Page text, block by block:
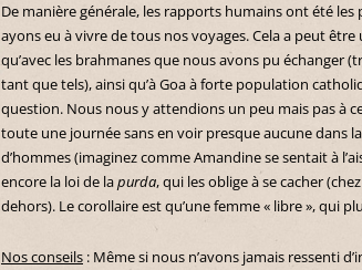
De manière générale, les rapports humains ont été
ayons eu à vivre de tous nos voyages. Cela a peut
qu’avec les brahmanes que nous avons pu échanger
tant que tels), ainsi qu’à Goa à forte population
question. Nous nous y attendions un peu mais pas à
toute une journée sans en voir presque aucune dans
d’hommes (imaginez comme Amandine se sentait à
encore la loi de lapurda, qui les oblige à se cacher
dehors). Le corollaire est qu’une femme « libre », qui
Nos conseils : Même si nous n’avons jamais ressenti